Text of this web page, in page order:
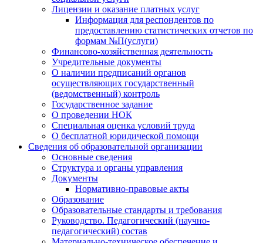
Лицензии и оказание платных услуг
Информация для респондентов по
предоставлению статистических отчетов по
формам №П(услуги)
Финансово-хозяйственная деятельность
Учредительные документы
О наличии предписаний органов
осуществляющих государственный
(ведомственный) контроль
Государственное задание
О проведении НОК
Специальная оценка условий труда
О бесплатной юридической помощи
Сведения об образовательной организации
Основные сведения
Структура и органы управления
Документы
Нормативно-правовые акты
Образование
Образовательные стандарты и требования
Руководство. Педагогический (научно-
педагогический) состав